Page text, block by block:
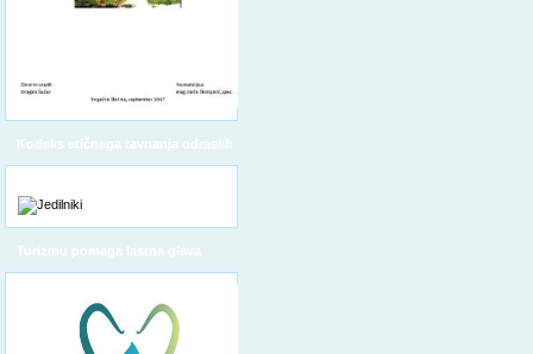
Kodeks etičnega ravnanja odraslih
Turizmu pomaga lastna glava